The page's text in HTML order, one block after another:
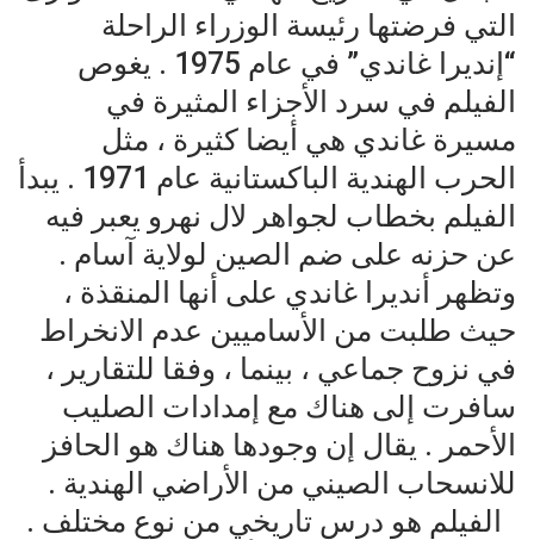
التي فرضتها رئيسة الوزراء الراحلة
“إنديرا غاندي” في عام 1975 . يغوص
الفيلم في سرد الأجزاء المثيرة في
مسيرة غاندي هي أيضا كثيرة ، مثل
الحرب الهندية الباكستانية عام 1971 . يبدأ
الفيلم بخطاب لجواهر لال نهرو يعبر فيه
عن حزنه على ضم الصين لولاية آسام .
وتظهر أنديرا غاندي على أنها المنقذة ،
حيث طلبت من الأساميين عدم الانخراط
في نزوح جماعي ، بينما ، وفقا للتقارير ،
سافرت إلى هناك مع إمدادات الصليب
الأحمر . يقال إن وجودها هناك هو الحافز
للانسحاب الصيني من الأراضي الهندية .
‏ ‏ الفيلم هو درس تاريخي من نوع مختلف .